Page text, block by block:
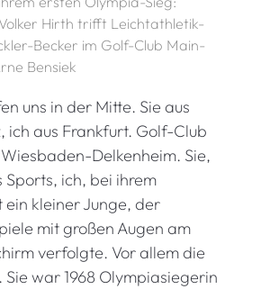
Hirth trifft Leichtathletik-
Becker im Golf-Club Main-
Bensiek
uns in der Mitte. Sie aus
ich aus Frankfurt. Golf-Club
Delkenheim. Sie,
Sports, ich, bei ihrem
ein kleiner Junge, der
mit großen Augen am
verfolgte. Vor allem die
war 1968 Olympiasiegerin